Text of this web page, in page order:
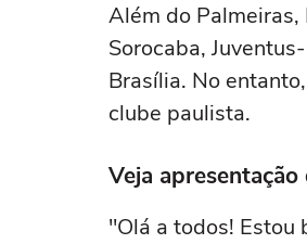
Além do
Sorocaba,
Brasília. No
clube paulista.
Veja apresentação
"Olá a todos! Estou